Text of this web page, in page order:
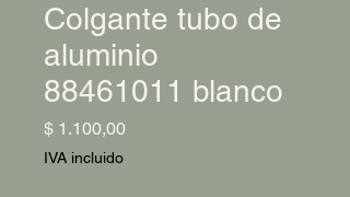
Colgante tubo de
aluminio
88461011 blanco
$ 1.100,00Precio
IVA incluido